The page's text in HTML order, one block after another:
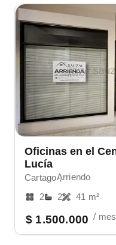
Oficinas en el
Lucía
Cartago ,Arriendo
2
2 41 m²
$ 1.500.000 / mes